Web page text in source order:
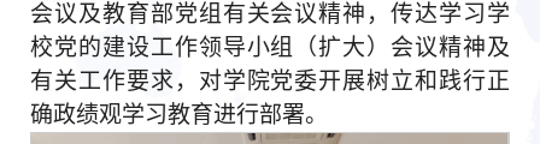
会议及教育部党组有关会议精神，传达学习学
校党的建设工作领导小组（扩大）会议精神及
有关工作要求，对学院党委开展树立和践行正
确政绩观学习教育进行部署。